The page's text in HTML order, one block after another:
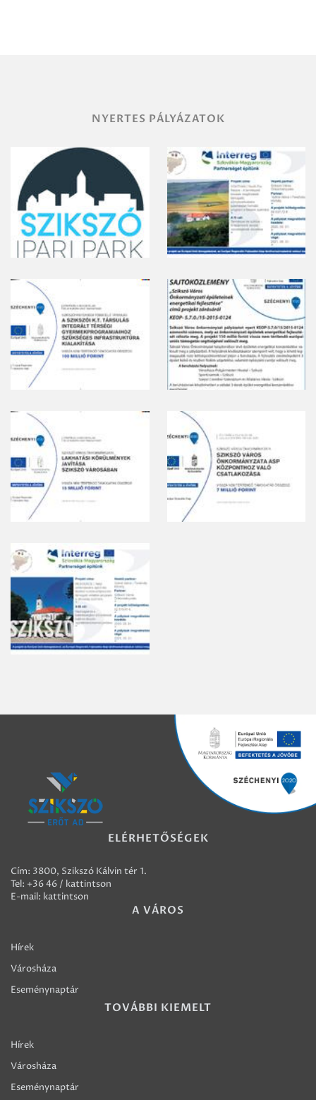
NYERTES PÁLYÁZATOK
ELÉRHETŐSÉGEK
Cím: 3800, Szikszó Kálvin tér 1.
Tel: +36 46 / kattintson
E-mail: kattintson
A VÁROS
Hírek
Városháza
Eseménynaptár
TOVÁBBI KIEMELT
Hírek
Városháza
Eseménynaptár